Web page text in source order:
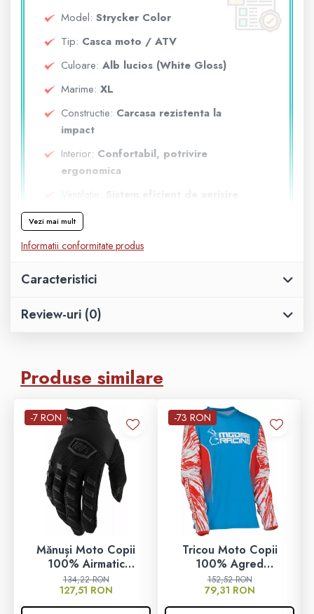
ECHIPAMENTE SKIJET
Model: Strycker Color
Tip: Casca moto / ATV
Culoare: Alb lucios (White Gloss)
Marime: XL
Constructie: Carcasa rezistenta la
impact
Interior: Confortabil, potrivire
ergonomica
Utilizare:
/ recreativ
Vezi mai mult
Informatii conformitate produs
Caracteristici
Review-uri (0)
Produse similare
-7 RON
Mănuși Moto Copii
100% Airmatic
Charcoal/Negru
134,22 RON
127,51 RON
-73 RON
Tricou Moto Copii
100% Agred
Roșu/Alb/Albastru
152,52 RON
79,31 RON